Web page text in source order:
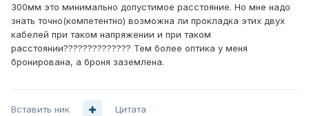
300мм это минимально допустимое расстояние. Но мне надо
знать точно(компетентно) возможна ли прокладка этих двух
кабелей при таком напряжении и при таком
расстоянии?????????????? Тем более оптика у меня
бронирована, а броня заземлена.
Вставить ник Цитата